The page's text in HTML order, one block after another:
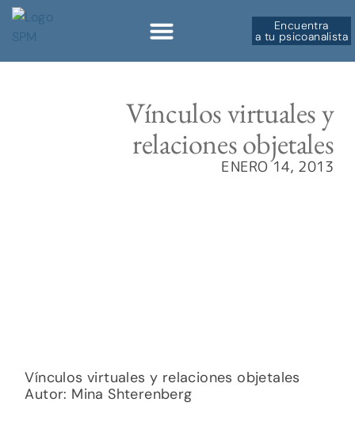
Encuentra
a tu psicoanalista
Vínculos virtuales y
relaciones objetales
ENERO 14, 2013
Vínculos virtuales y relaciones objetales
Autor: Mina Shterenberg